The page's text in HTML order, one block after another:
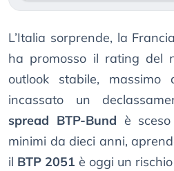
L’Italia sorprende, la
ha promosso il rating del
outlook stabile, massimo
incassato un
spread BTP-Bund è
minimi da dieci anni,
il BTP 2051 è oggi un